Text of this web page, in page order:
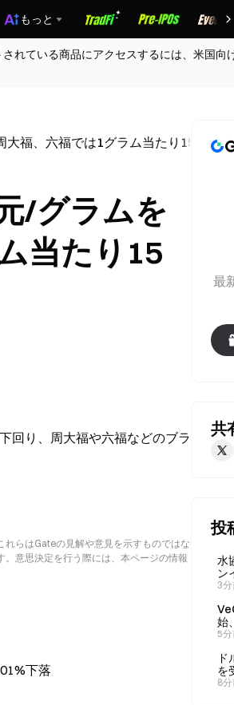
もっと
れている商品にアクセスするには、米国向
福、六福では1グラム当たり15元下落
/グラムを
当たり15
回り、周大福や六福などのブラ
らはGateの見解や意見を示すものではな
意思決定を行う際には、本ページの情報
下落
最
共
投
水
ン
3
始
は
5
を
8